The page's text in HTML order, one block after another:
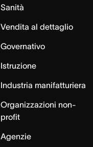
Sanità
Vendita al dettaglio
Governativo
Istruzione
Industria manifatturiera
Organizzazioni non-
profit
Agenzie